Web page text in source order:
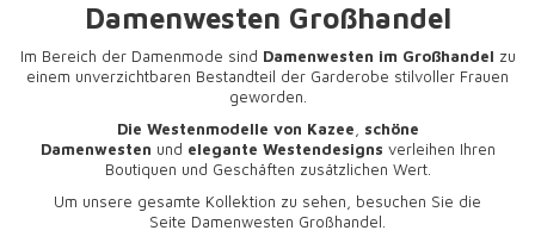
Damenwesten Großhandel
Im Bereich der Damenmode sind Damenwesten im Großhandel zu
einem unverzichtbaren Bestandteil der Garderobe stilvoller Frauen
geworden.
Die Westenmodelle von Kazee
schöne
Damenwesten und elegante Westendesigns verleihen Ihren
Boutiquen und Geschäften zusätzlichen Wert.
Um unsere gesamte Kollektion zu sehen, besuchen Sie die
Seite Damenwesten Großhandel